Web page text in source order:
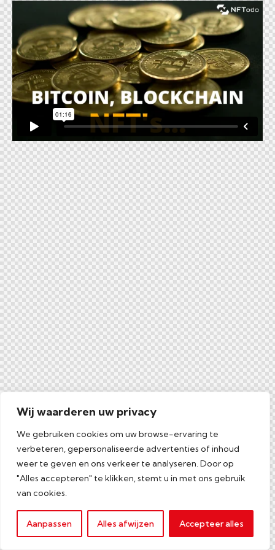
Wij waarderen uw privacy
We gebruiken cookies om uw browse-ervaring te
verbeteren, gepersonaliseerde advertenties of inhoud
weer te geven en ons verkeer te analyseren. Door op
"Alles accepteren" te klikken, stemt u in met ons gebruik
van cookies.
Aanpassen Alles afwijzen Accepteer alles